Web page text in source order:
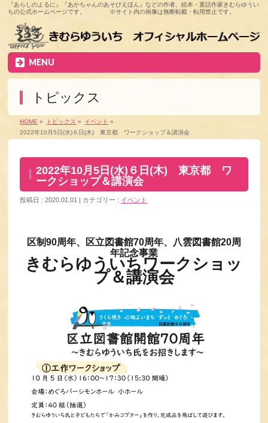
『あらしのよるに』『あかちゃんのあそびえほん』などの作者、絵本・童話作家きむらゆうい
ちの公式ホームページです。 ※サイト内の画像は無断転載・転用禁止です。
MENU
トピックス
HOME » トピックス » イベント »
2022年10月5日(水)６日(木) 東京都 ワークショップ＆講演会
2022年10月5日(水)６日(木) 東京都 ワ
ークショップ＆講演会
投稿日 : 2020.01.01 カテゴリー : イベント
区制90周年、区立図書館70周年、八雲図書館20周
年記念事業
きむらゆういちワークショッ
プ＆講演会